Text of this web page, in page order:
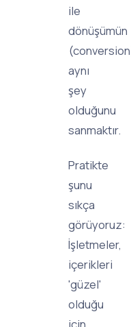
ile
dönüşümün
aynı
şey
olduğunu
sanmaktır.
Pratikte
şunu
sıkça
görüyoruz:
İşletmeler,
içerikleri
'güzel'
olduğu